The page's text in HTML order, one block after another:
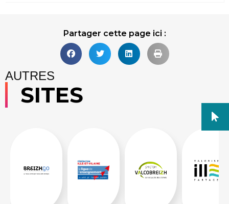
Partager cette page ici :
AUTRES
SITES